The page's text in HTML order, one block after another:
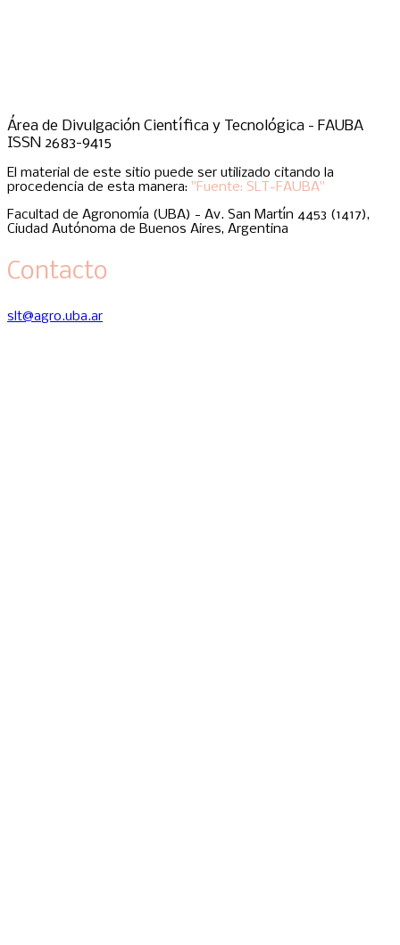
Área de Divulgación Científica y Tecnológica - FAUBA
ISSN 2683-9415
El material de este sitio puede ser utilizado citando la
procedencia de esta manera: "Fuente: SLT-FAUBA"
Facultad de Agronomía (UBA) - Av. San Martín 4453 (1417),
Ciudad Autónoma de Buenos Aires, Argentina
Contacto
slt@agro.uba.ar